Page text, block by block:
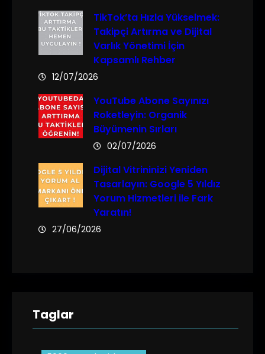
TikTok’ta Hızla Yükselmek:
Takipçi Artırma ve Dijital
Varlık Yönetimi İçin
Kapsamlı Rehber
12/07/2026
YouTube Abone Sayınızı
Roketleyin: Organik
Büyümenin Sırları
02/07/2026
Dijital Vitrininizi Yeniden
Tasarlayın: Google 5 Yıldız
Yorum Hizmetleri ile Fark
Yaratın!
27/06/2026
Taglar